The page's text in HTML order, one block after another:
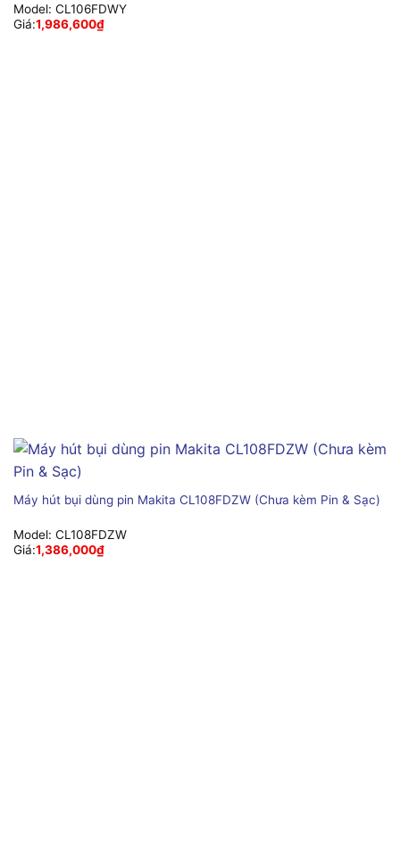
Model: CL106FDWY
Giá:1,986,600₫
Máy hút bụi dùng pin Makita CL108FDZW (Chưa kèm Pin & Sạc)
Model: CL108FDZW
Giá:1,386,000₫